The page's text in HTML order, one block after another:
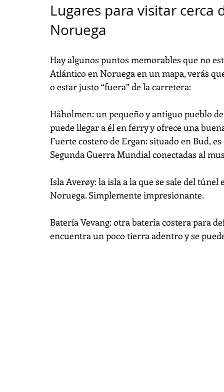
Lugares para visitar
Noruega
Hay algunos puntos memorables que no
Atlántico en Noruega en un mapa, verás
o estar justo “fuera” de la carretera:
Håholmen: un pequeño y antiguo pueblo
puede llegar a él en ferry y ofrece una
Fuerte costero de Ergan: situado en Bud,
Segunda Guerra Mundial conectadas al
Isla Averøy: la isla a la que se sale del
Noruega. Simplemente impresionante.
Batería Vevang: otra batería costera para
encuentra un poco tierra adentro y se